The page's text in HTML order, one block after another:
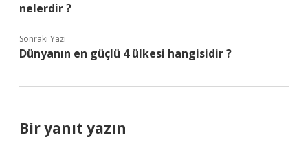
nelerdir ?
Sonraki Yazı
Dünyanın en güçlü 4 ülkesi hangisidir ?
Bir yanıt yazın